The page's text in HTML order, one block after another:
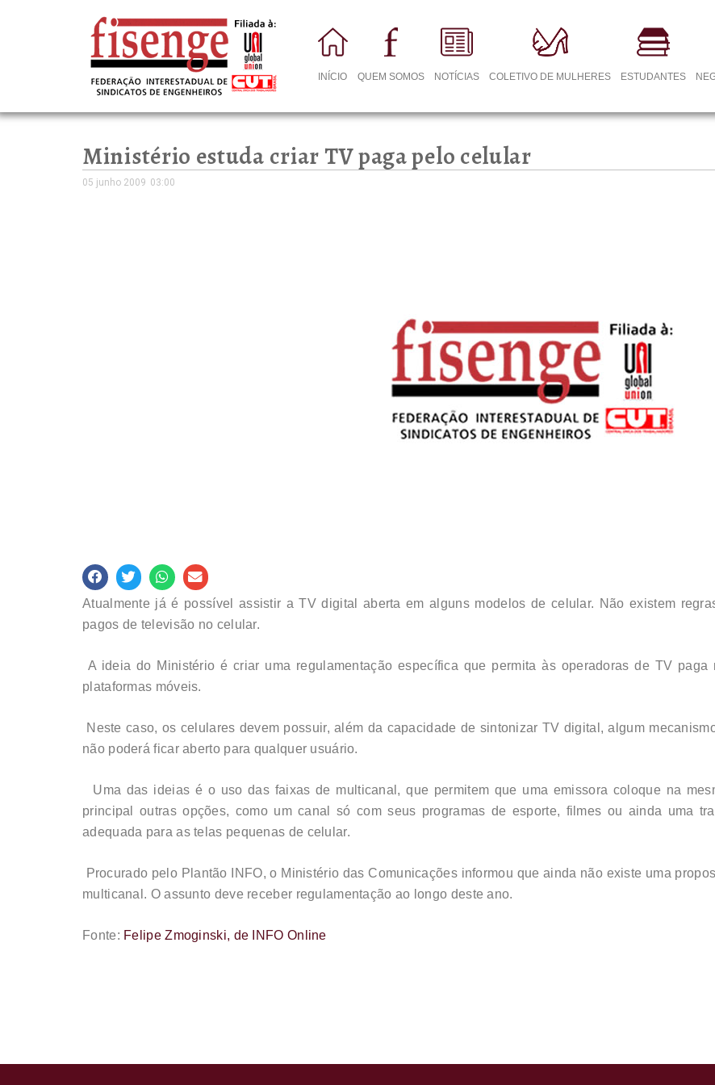
INÍCIO QUEM SOMOS NOTÍCIAS COLETIVO DE MULHERES ESTUDANTES
Ministério estuda criar TV paga pelo celular
05 junho 2009 03:00
Atualmente já é possível assistir a TV digital aberta em alguns modelos de celular. Não existem
pagos de televisão no celular.
A ideia do Ministério é criar uma regulamentação específica que permita às operadoras de TV
plataformas móveis.
Neste caso, os celulares devem possuir, além da capacidade de sintonizar TV digital, algum
não poderá ficar aberto para qualquer usuário.
Uma das ideias é o uso das faixas de multicanal, que permitem que uma emissora coloque na
principal outras opções, como um canal só com seus programas de esporte, filmes ou ainda uma
adequada para as telas pequenas de celular.
Procurado pelo Plantão INFO, o Ministério das Comunicações informou que ainda não existe uma
multicanal. O assunto deve receber regulamentação ao longo deste ano.
Fonte: Felipe Zmoginski, de INFO Online